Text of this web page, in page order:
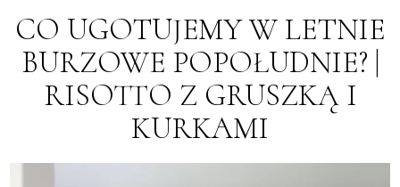
CO UGOTUJEMY W LETNIE
BURZOWE POPOŁUDNIE? |
RISOTTO Z GRUSZKĄ I
KURKAMI